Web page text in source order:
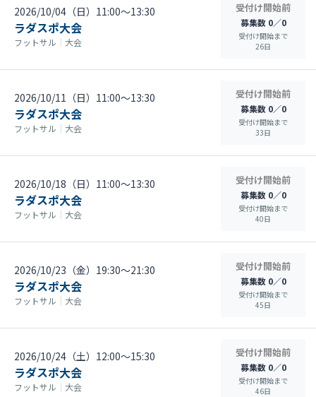
2026/10/04（日）11:00〜13:30
ラダスポ大会
フットサル ｜ 大会
受付け開始前
募集数 0／0
受付け開始まで
26日
2026/10/11（日）11:00〜13:30
ラダスポ大会
フットサル ｜ 大会
受付け開始前
募集数 0／0
受付け開始まで
33日
2026/10/18（日）11:00〜13:30
ラダスポ大会
フットサル ｜ 大会
受付け開始前
募集数 0／0
受付け開始まで
40日
2026/10/23（金）19:30〜21:30
ラダスポ大会
フットサル ｜ 大会
受付け開始前
募集数 0／0
受付け開始まで
45日
2026/10/24（土）12:00〜15:30
ラダスポ大会
フットサル ｜ 大会
受付け開始前
募集数 0／0
受付け開始まで
46日